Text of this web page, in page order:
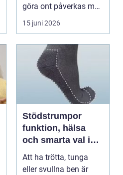
göra ont påverkas mer
15 juni 2026
Stödstrumpor
funktion, hälsa
och smarta val i
vardagen
Att ha trötta, tunga
eller svullna ben är